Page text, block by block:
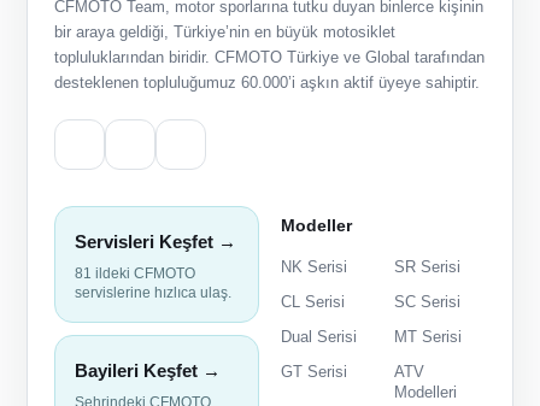
CFMOTO Team, motor sporlarına tutku duyan binlerce kişinin
bir araya geldiği, Türkiye’nin en büyük motosiklet
topluluklarından biridir. CFMOTO Türkiye ve Global tarafından
desteklenen topluluğumuz 60.000’i aşkın aktif üyeye sahiptir.
Servisleri Keşfet →
81 ildeki CFMOTO
servislerine hızlıca ulaş.
Bayileri Keşfet →
Modeller
NK Serisi
SR Serisi
CL Serisi
SC Serisi
Dual Serisi
MT Serisi
GT Serisi
ATV
Modelleri